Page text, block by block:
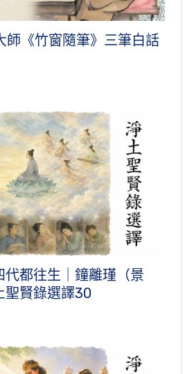
師《竹窗隨筆》三筆白話
代都往生｜鐘離瑾（景
聖賢錄選譯30